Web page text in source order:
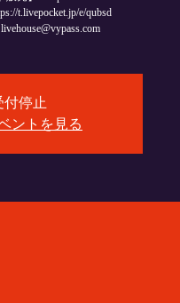
t.livepocket.jp/e/qubsd
付停止
ントを見る